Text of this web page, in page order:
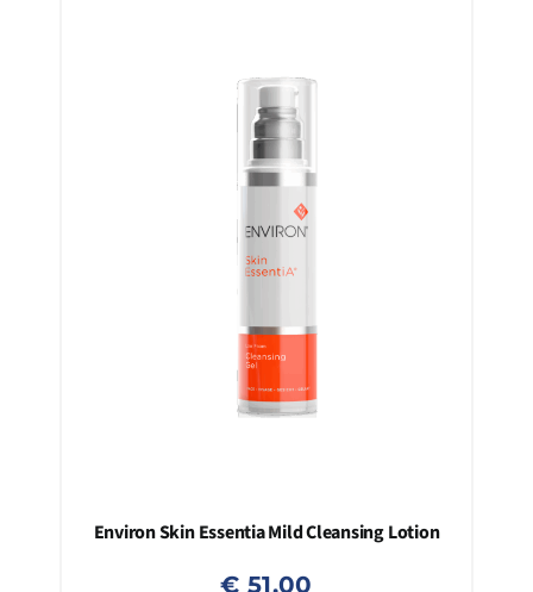
Environ Skin Essentia Mild Cleansing Lotion
€ 51,00